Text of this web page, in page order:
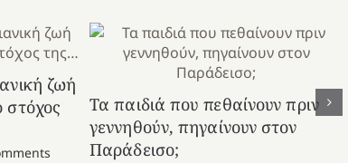
ζωή
στόχος
Τα παιδιά που πεθαίνουν πριν
γεννηθούν, πηγαίνουν στον
Παράδεισο;